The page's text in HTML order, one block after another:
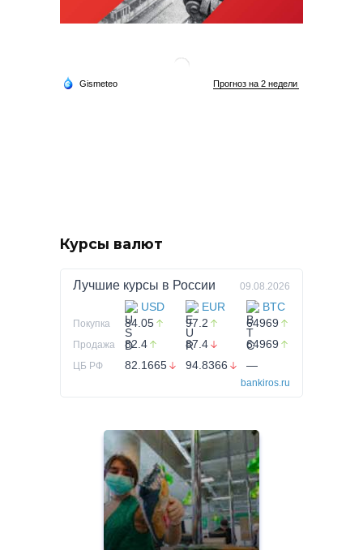
Курсы валют
Лучшие курсы в России 09.08.2026
USD EUR BTC
Покупка 84.05 97.2 64969
Продажа 82.4 87.4 64969
ЦБ РФ 82.1665 94.8366 —
bankiros.ru